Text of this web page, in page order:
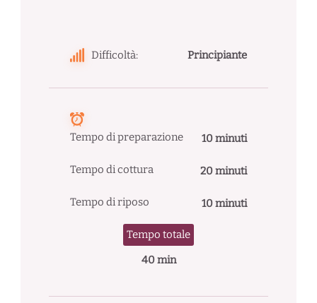
Difficoltà: Principiante
Tempo di preparazione 10 minuti
Tempo di cottura 20 minuti
Tempo di riposo 10 minuti
Tempo totale
40 min